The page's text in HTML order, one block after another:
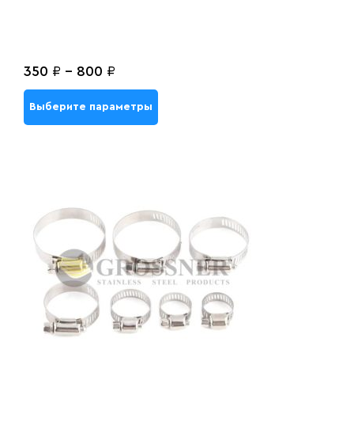
350 ₽ - 800 ₽
Выберите параметры